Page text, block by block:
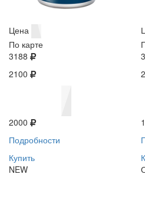
Цена
По карте
3188
2100
2000
Подробности
Купить
NEW